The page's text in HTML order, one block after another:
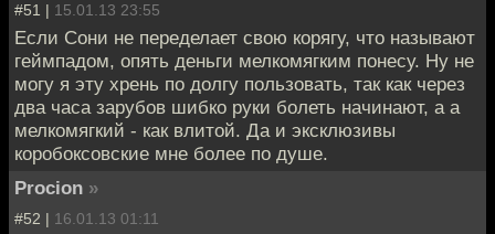
#51 | 15.01.13 23:55
Если Сони не переделает свою корягу, что называют
геймпадом, опять деньги мелкомягким понесу. Ну не
могу я эту хрень по долгу пользовать, так как через
два часа зарубов шибко руки болеть начинают, а а
мелкомягкий - как влитой. Да и эксклюзивы
коробоксовские мне более по душе.
Procion »
#52 | 16.01.13 01:11